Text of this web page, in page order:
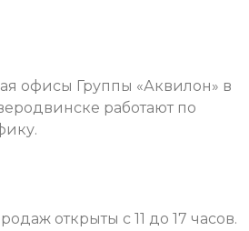
офисы Группы «Аквилон» в
работают по
открыты с 11 до 17 часов.